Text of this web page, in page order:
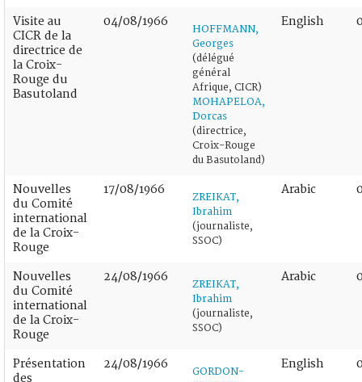
Visite au
CICR de la
directrice de
la Croix-
Rouge du
Basutoland
04/08/1966
HOFFMANN,
Georges
(délégué
général
Afrique, CICR)
MOHAPELOA,
Dorcas
(directrice,
Croix-Rouge
du Basutoland)
English
Nouvelles
du Comité
international
de la Croix-
Rouge
17/08/1966
ZREIKAT,
Ibrahim
(journaliste,
SSOC)
Arabic
Nouvelles
du Comité
international
de la Croix-
Rouge
24/08/1966
ZREIKAT,
Ibrahim
(journaliste,
SSOC)
Arabic
Présentation
des
24/08/1966
GORDON-
English